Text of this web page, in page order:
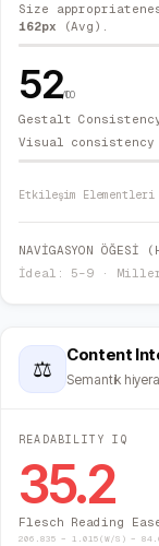
Size
162px (Avg).
52/100
Gestalt
Visual
Etkileşim Elementleri
NAVİGASYON ÖĞESİ
İdeal: 5–9 ·
⚖
Content
Semantik
READABILITY IQ
35.2
Flesch Reading
206.835 − 1.015(W/S) −